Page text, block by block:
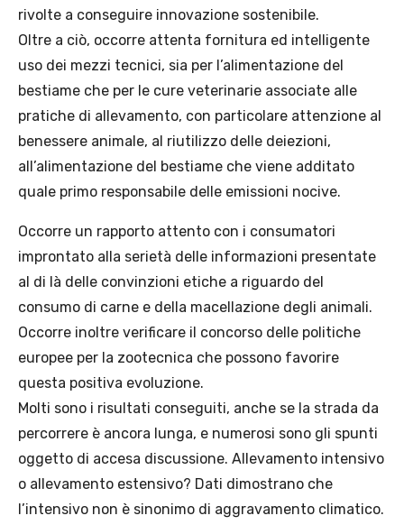
rivolte a conseguire innovazione sostenibile.
Oltre a ciò, occorre attenta fornitura ed intelligente
uso dei mezzi tecnici, sia per l’alimentazione del
bestiame che per le cure veterinarie associate alle
pratiche di allevamento, con particolare attenzione al
benessere animale, al riutilizzo delle deiezioni,
all’alimentazione del bestiame che viene additato
quale primo responsabile delle emissioni nocive.
Occorre un rapporto attento con i consumatori
improntato alla serietà delle informazioni presentate
al di là delle convinzioni etiche a riguardo del
consumo di carne e della macellazione degli animali.
Occorre inoltre verificare il concorso delle politiche
europee per la zootecnica che possono favorire
questa positiva evoluzione.
Molti sono i risultati conseguiti, anche se la strada da
percorrere è ancora lunga, e numerosi sono gli spunti
oggetto di accesa discussione. Allevamento intensivo
o allevamento estensivo? Dati dimostrano che
l’intensivo non è sinonimo di aggravamento climatico.